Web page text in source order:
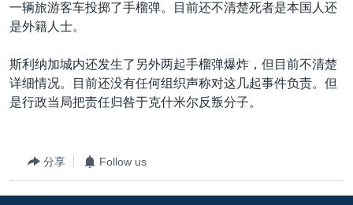
航
跳
转
检
印太
欧洲
非洲
全球议题
经济·金融·贸易
科教·文娱·体健
军事
环境
美中关系
白宫要闻
国会报道
美国建国250周年
埃博拉疫情
VOA视频
VOA今日焦点
关注我们
一辆旅游客车投掷了手榴弹。目前还不清楚死者是本国人还
是外籍人士。
斯利纳加城内还发生了另外两起手榴弹爆炸，但目前不清楚
详细情况。目前还没有任何组织声称对这几起事件负责。但
是行政当局把责任归咎于克什米尔反叛分子。
分享 Follow us